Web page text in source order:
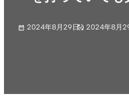
2024年8月29日 2024年8月